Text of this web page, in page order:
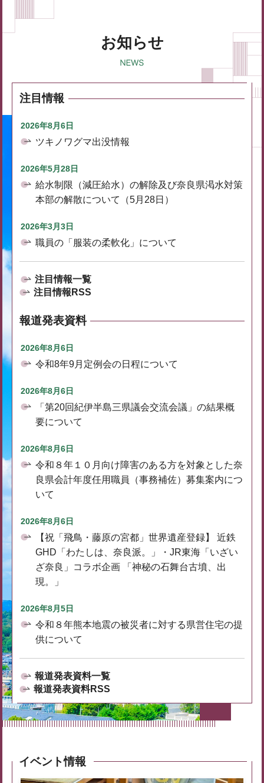
お知らせ
注目情報
2026年8月6日
ツキノワグマ出没情報
2026年5月28日
給水制限（減圧給水）の解除及び奈良県渇水対策
本部の解散について（5月28日）
2026年3月3日
職員の「服装の柔軟化」について
注目情報一覧
注目情報RSS
報道発表資料
2026年8月6日
令和8年9月定例会の日程について
2026年8月6日
「第20回紀伊半島三県議会交流会議」の結果概
要について
2026年8月6日
令和８年１０月向け障害のある方を対象とした奈
良県会計年度任用職員（事務補佐）募集案内につ
いて
2026年8月6日
【祝「飛鳥・藤原の宮都」世界遺産登録】 近鉄
GHD「わたしは、奈良派。」・JR東海「いざい
ざ奈良」コラボ企画 「神秘の石舞台古墳、出
現。」
2026年8月5日
令和８年熊本地震の被災者に対する県営住宅の提
供について
報道発表資料一覧
報道発表資料RSS
イベント情報